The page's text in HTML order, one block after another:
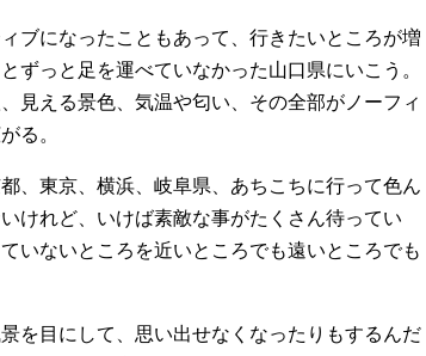
ブになったこともあって、行きたいところが増
ずっと足を運べていなかった山口県にいこう。
見える景色、気温や匂い、その全部がノーフィ
る。
、東京、横浜、岐阜県、あちこちに行って色ん
けれど、いけば素敵な事がたくさん待ってい
いないところを近いところでも遠いところでも
を目にして、思い出せなくなったりもするんだ